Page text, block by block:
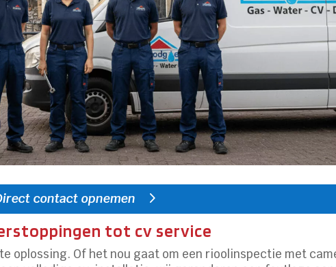
contact opnemen
tot cv service
oplossing. Of het nou gaat om een rioolinspectie met